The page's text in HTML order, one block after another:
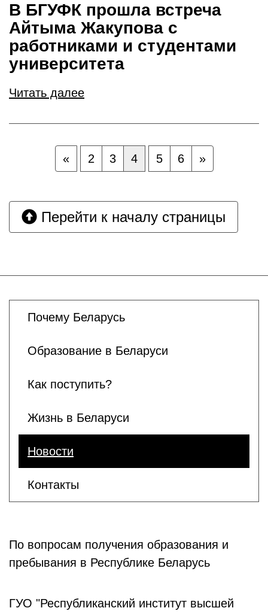
В БГУФК прошла встреча
Айтыма Жакупова с
работниками и студентами
университета
Читать далее
« 2 3 4 5 6 »
Перейти к началу страницы
Почему Беларусь
Образование в Беларуси
Как поступить?
Жизнь в Беларуси
Новости
Контакты
По вопросам получения образования и
пребывания в Республике Беларусь
ГУО "Республиканский институт высшей